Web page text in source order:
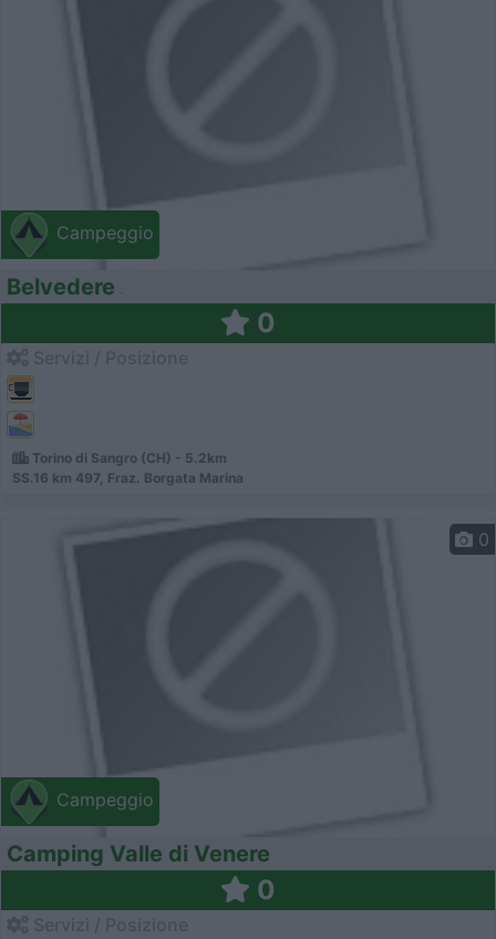
Campeggio
Belvedere
0
Torino di Sangro (CH) - 5.2km
SS.16 km 497, Fraz. Borgata Marina
Campeggio
0
Camping Valle di Venere
0